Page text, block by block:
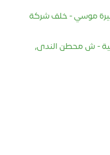
موسي - خلف شركة
- ش محطن الندى,